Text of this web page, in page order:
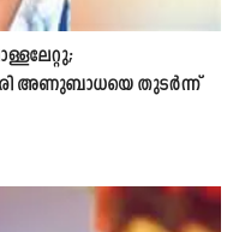
അണുബാധയെ തുടർന്ന്